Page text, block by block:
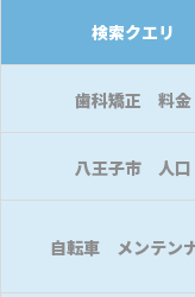
検索クエリ
歯科矯正 料金
八王子市 人口
自転車 メンテン